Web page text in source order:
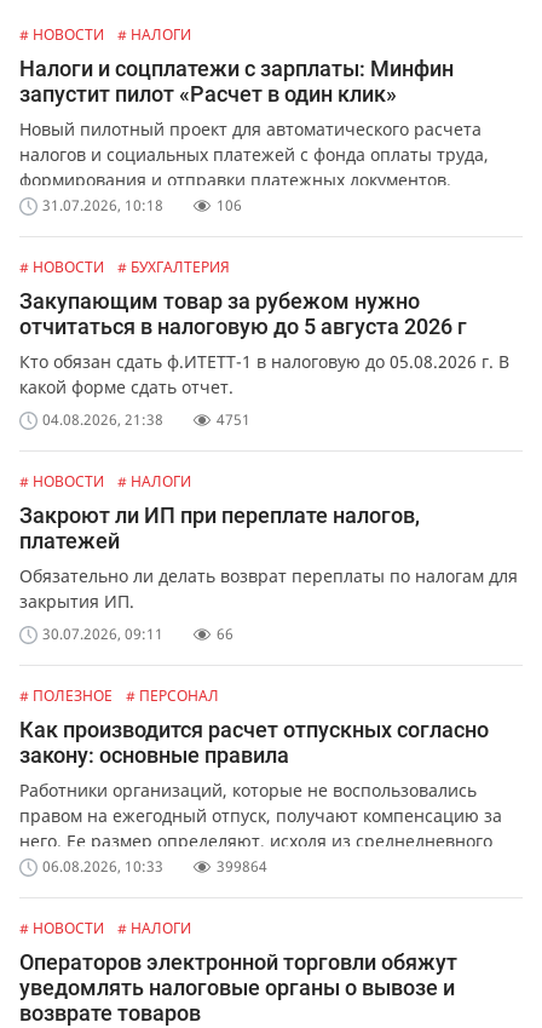
# НОВОСТИ # НАЛОГИ
Налоги и соцплатежи с зарплаты: Минфин
запустит пилот «Расчет в один клик»
Новый пилотный проект для автоматического расчета
налогов и социальных платежей с фонда оплаты труда,
формирования и отправки платежных документов.
31.07.2026, 10:18 106
# НОВОСТИ # БУХГАЛТЕРИЯ
Закупающим товар за рубежом нужно
отчитаться в налоговую до 5 августа 2026 г
Кто обязан сдать ф.ИТЕТТ-1 в налоговую до 05.08.2026 г. В
какой форме сдать отчет.
04.08.2026, 21:38 4751
# НОВОСТИ # НАЛОГИ
Закроют ли ИП при переплате налогов,
платежей
Обязательно ли делать возврат переплаты по налогам для
закрытия ИП.
30.07.2026, 09:11 66
# ПОЛЕЗНОЕ # ПЕРСОНАЛ
Как производится расчет отпускных согласно
закону: основные правила
Работники организаций, которые не воспользовались
правом на ежегодный отпуск, получают компенсацию за
него. Ее размер определяют, исходя из среднедневного
заработка сотрудника.
06.08.2026, 10:33 399864
# НОВОСТИ # НАЛОГИ
Операторов электронной торговли обяжут
уведомлять налоговые органы о вывозе и
возврате товаров